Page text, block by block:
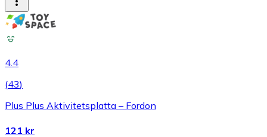
4.4
(43)
Plus Plus Aktivitetsplatta – Fordon
121 kr